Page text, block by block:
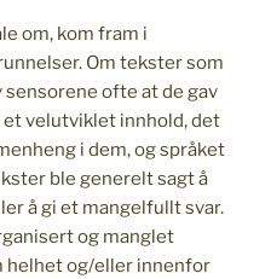
om, kom fram i
Om tekster som
ofte at de gav
et velutviklet innhold, det
i dem, og språket
ble generelt sagt å
å gi et mangelfullt svar.
og manglet
helhet og/eller innenfor